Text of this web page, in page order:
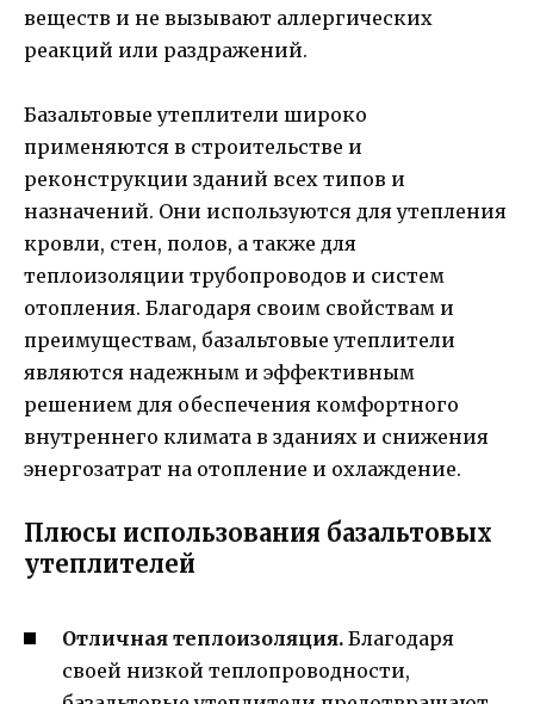
веществ и не вызывают аллергических
реакций или раздражений.
Базальтовые утеплители широко
применяются в строительстве и
реконструкции зданий всех типов и
назначений. Они используются для утепления
кровли, стен, полов, а также для
теплоизоляции трубопроводов и систем
отопления. Благодаря своим свойствам и
преимуществам, базальтовые утеплители
являются надежным и эффективным
решением для обеспечения комфортного
внутреннего климата в зданиях и снижения
энергозатрат на отопление и охлаждение.
Плюсы использования базальтовых
утеплителей
Отличная теплоизоляция. Благодаря
своей низкой теплопроводности,